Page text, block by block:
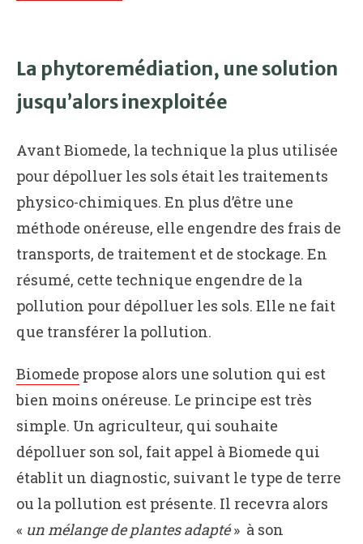
La phytoremédiation, une solution
jusqu’alors inexploitée
Avant Biomede, la technique la plus utilisée
pour dépolluer les sols était les traitements
physico-chimiques. En plus d’être une
méthode onéreuse, elle engendre des frais de
transports, de traitement et de stockage. En
résumé, cette technique engendre de la
pollution pour dépolluer les sols. Elle ne fait
que transférer la pollution.
Biomede propose alors une solution qui est
bien moins onéreuse. Le principe est très
simple. Un agriculteur, qui souhaite
dépolluer son sol, fait appel à Biomede qui
établit un diagnostic, suivant le type de terre
ou la pollution est présente. Il recevra alors
« un mélange de plantes adapté» à son